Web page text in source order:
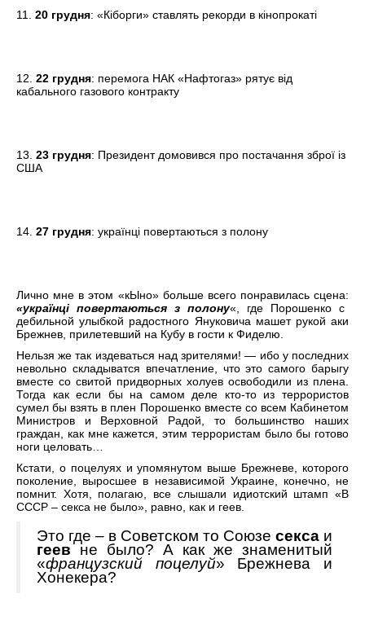
11. 20 грудня: «Кіборги» ставлять рекорди в кінопрокаті
12. 22 грудня: перемога НАК «Нафтогаз» рятує від
кабального газового контракту
13. 23 грудня: Президент домовився про постачання зброї із
США
14. 27 грудня: українці повертаються з полону
Лично мне в этом «кЫно» больше всего понравилась сцена:
«українці повертаються з полону«, где Порошенко с
дебильной улыбкой радостного Януковича машет рукой аки
Брежнев, прилетевший на Кубу в гости к Фиделю.
Нельзя же так издеваться над зрителями! — ибо у последних
невольно складыватся впечатление, что это самого барыгу
вместе со свитой придворных холуев освободили из плена.
Тогда как если бы на самом деле кто-то из террористов
сумел бы взять в плен Порошенко вместе со всем Кабинетом
Министров и Верховной Радой, то большинство наших
граждан, как мне кажется, этим террористам было бы готово
ноги целовать…
Кстати, о поцелуях и упомянутом выше Брежневе, которого
поколение, выросшее в независимой Украине, конечно, не
помнит. Хотя, полагаю, все слышали идиотский штамп «В
СССР – секса не было», равно, как и геев.
Это где – в Советском то Союзе секса и
геевне было? А как же знаменитый
«французский поцелуй» Брежнева и
Хонекера?